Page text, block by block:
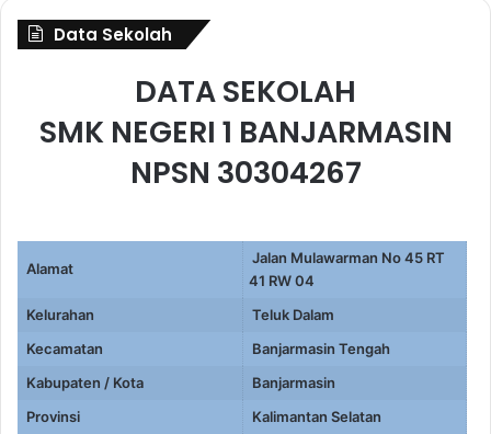
Data Sekolah
DATA SEKOLAH
SMK NEGERI 1 BANJARMASIN
NPSN 30304267
Alamat
Jalan Mulawarman No 45 RT
41 RW 04
Kelurahan
Teluk Dalam
Kecamatan
Banjarmasin Tengah
Kabupaten / Kota
Banjarmasin
Provinsi
Kalimantan Selatan